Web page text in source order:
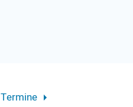
Termine